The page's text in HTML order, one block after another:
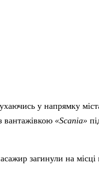
у напрямку
вантажівкою «Scania»
загинули на місці